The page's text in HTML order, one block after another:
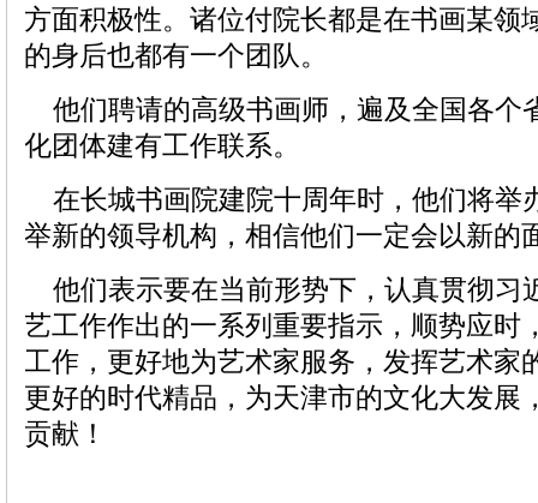
方面积极性。诸位付院长都是在书画某领
的身后也都有一个团队。
他们聘请的高级书画师，遍及全国各个
化团体建有工作联系。
在长城书画院建院十周年时，他们将举
举新的领导机构，相信他们一定会以新的
他们表示要在当前形势下，认真贯彻习
艺工作作出的一系列重要指示，顺势应时
工作，更好地为艺术家服务，发挥艺术家
更好的时代精品，为天津市的文化大发展
贡献！